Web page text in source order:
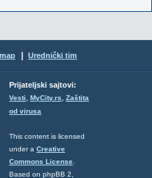
Urednički tim
Prijateljski sajtovi:
Vesti, MyCity.rs, Zaštita
od virusa
This content is licensed
under a Creative
Commons License
Based on phpBB 2,